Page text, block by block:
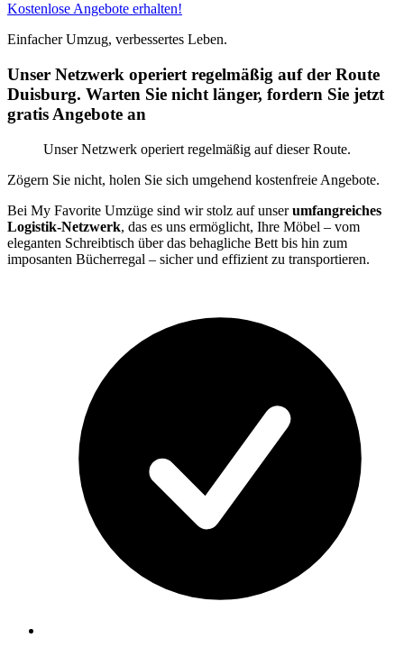
Kostenlose Angebote erhalten!
Einfacher Umzug, verbessertes Leben.
Unser Netzwerk operiert regelmäßig auf der Route
Duisburg. Warten Sie nicht länger, fordern Sie jetzt
gratis Angebote an
Unser Netzwerk operiert regelmäßig auf dieser Route.
Zögern Sie nicht, holen Sie sich umgehend kostenfreie Angebote.
Bei My Favorite Umzüge sind wir stolz auf unserumfangreiches
Logistik-Netzwerk, das es uns ermöglicht, Ihre Möbel – vom
eleganten Schreibtisch über das behagliche Bett bis hin zum
imposanten Bücherregal – sicher und effizient zu transportieren.